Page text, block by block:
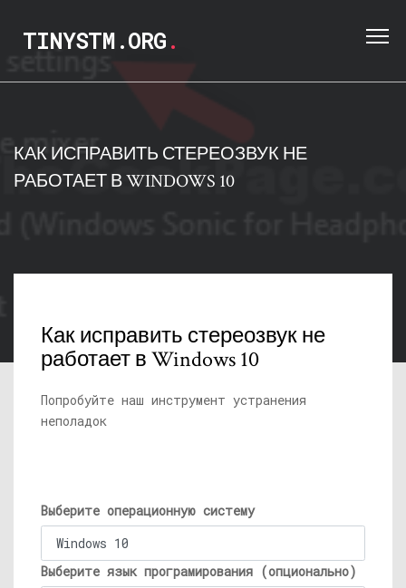
TINYSTM.ORG.
КАК ИСПРАВИТЬ СТЕРЕОЗВУК НЕ
РАБОТАЕТ В WINDOWS 10
Как исправить стереозвук не
работает в Windows 10
Попробуйте наш инструмент устранения
неполадок
Выберите операционную систему
Выберите язык програмирования (опционально)